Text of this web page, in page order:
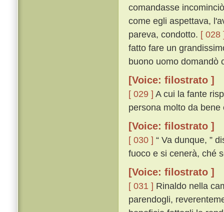
comandasse
come egli aspettava,
pareva, condotto. [ 028
fatto fare un
buono uomo domandò
[Voice: filostrato ]
[ 029 ] A cui la fante
persona molto da bene
[Voice: filostrato ]
[ 030 ] “ Va dunque, ”
fuoco e si cenerà, ché
[Voice: filostrato ]
[ 031 ] Rinaldo nella
parendogli,